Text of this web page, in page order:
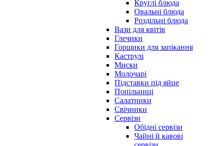
Круглі блюда
Овальні блюда
Роздільні блюда
Вази для квітів
Глечики
Горщики для запікання
Каструлі
Миски
Молочарі
Підставки під яйце
Попільниці
Салатники
Свічники
Сервізи
Обідні сервізи
Чайні й кавові